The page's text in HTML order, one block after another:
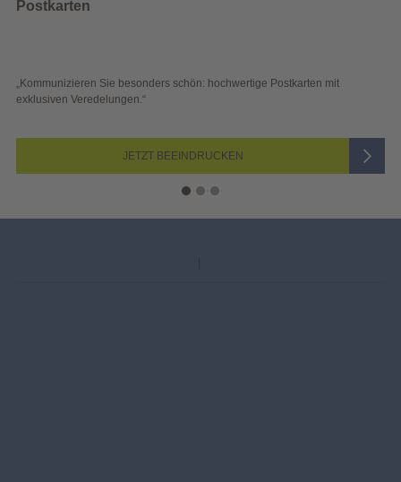
mit
„Sichtbar und wirkungsvoll – mit plakativer
Blick überzeugen.“
JETZT AUSWÄHLEN